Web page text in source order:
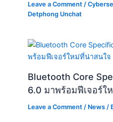
Leave a Comment /
Detphong Unchat
Bluetooth Core
6.0 มาพร้อมฟีเจอร์ใ
Leave a Comment / News /